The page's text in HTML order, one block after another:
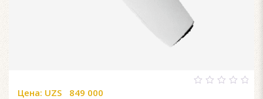
Цена: UZS 849 000